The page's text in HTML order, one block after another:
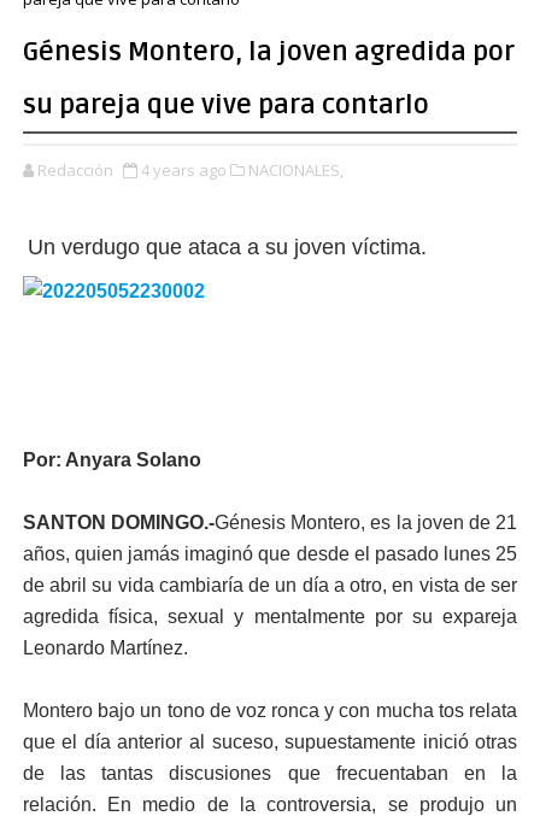
Génesis Montero, la joven agredida por
su pareja que vive para contarlo
Redacción 4 years ago NACIONALES,
Un verdugo que ataca a su joven víctima.
Por: Anyara Solano
SANTON DOMINGO.-Génesis Montero, es la joven de 21
años, quien jamás imaginó que desde el pasado lunes 25
de abril su vida cambiaría de un día a otro, en vista de ser
agredida física, sexual y mentalmente por su expareja
Leonardo Martínez.
Montero bajo un tono de voz ronca y con mucha tos relata
que el día anterior al suceso, supuestamente inició otras
de las tantas discusiones que frecuentaban en la
relación. En medio de la controversia, se produjo un